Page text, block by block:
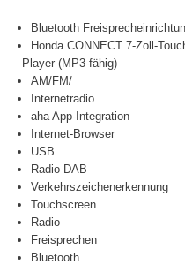
Bluetooth
Honda CONNECT 7-Zoll-
Player (MP3-fähig)
AM/FM/
Internetradio
aha App-Integration
Internet-Browser
USB
Radio DAB
Verkehrszeichenerkennung
Touchscreen
Radio
Freisprechen
Bluetooth